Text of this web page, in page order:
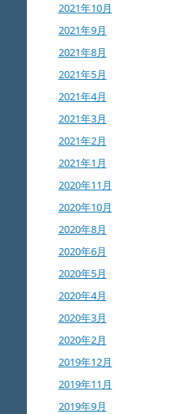
2021年10月
2021年9月
2021年8月
2021年5月
2021年4月
2021年3月
2021年2月
2021年1月
2020年11月
2020年10月
2020年8月
2020年6月
2020年5月
2020年4月
2020年3月
2020年2月
2019年12月
2019年11月
2019年9月